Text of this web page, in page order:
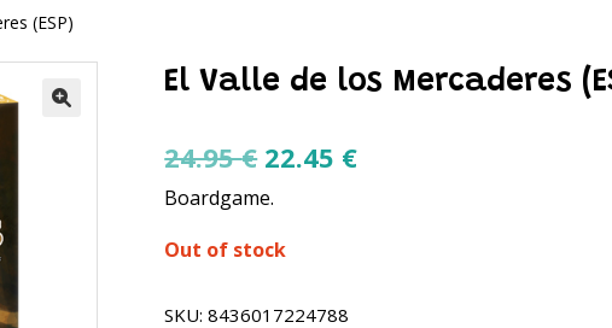
(ESP)
El Valle de los Mercaderes
24.95€ Original
price
24.95 €.
22.45 €Current
Boardgame.
Out of stock
SKU:8436017224788